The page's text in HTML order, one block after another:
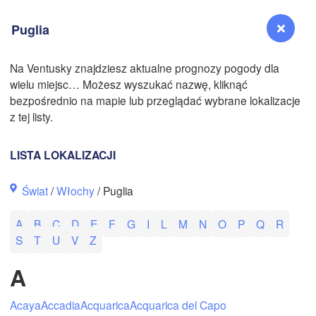
Puglia
Na Ventusky znajdziesz aktualne prognozy pogody dla
wielu miejsc… Możesz wyszukać nazwę, kliknąć
bezpośrednio na mapie lub przeglądać wybrane lokalizacje
z tej listy.
LISTA LOKALIZACJI
Świat/Włochy/ Puglia
A B C D E F G I L M N O P Q
R
S
T U V Z
A
AcayaAccadiaAcquaricaAcquarica del Capo
Los Angeles
San Jose
Las Vegas
Reno
CALIFORNIA
NEVADA